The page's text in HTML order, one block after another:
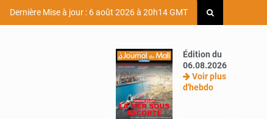
Dernière Mise à jour : 6 août 2026 à 20h14 GMT
Édition du
06.08.2026
Voir plus
d'hebdo